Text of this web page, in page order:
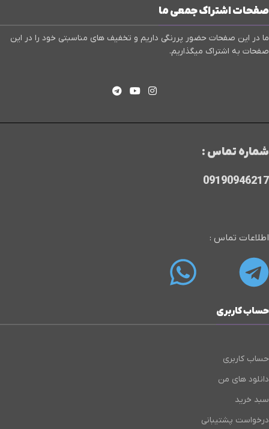
صفحات اشتراک جمعی ما
ما در این صفحات حضور پررنگی داریم و تخفیف های مناسبتی خود را در این
صفحات به اشتراک میگذاریم.
شماره تماس :
09190946217
اطلاعات تماس :
حساب کاربری
حساب کاربری
دانلود های من
سبد خرید
درخواست پشتیبانی